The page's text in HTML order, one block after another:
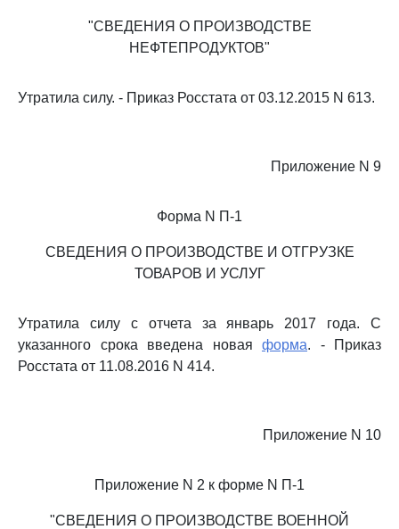
"СВЕДЕНИЯ О ПРОИЗВОДСТВЕ
НЕФТЕПРОДУКТОВ"
Утратила силу. - Приказ Росстата от 03.12.2015 N 613.
Приложение N 9
Форма N П-1
СВЕДЕНИЯ О ПРОИЗВОДСТВЕ И ОТГРУЗКЕ
ТОВАРОВ И УСЛУГ
Утратила силу с отчета за январь 2017 года. С
указанного срока введена новая форма. - Приказ
Росстата от 11.08.2016 N 414.
Приложение N 10
Приложение N 2 к форме N П-1
"СВЕДЕНИЯ О ПРОИЗВОДСТВЕ ВОЕННОЙ